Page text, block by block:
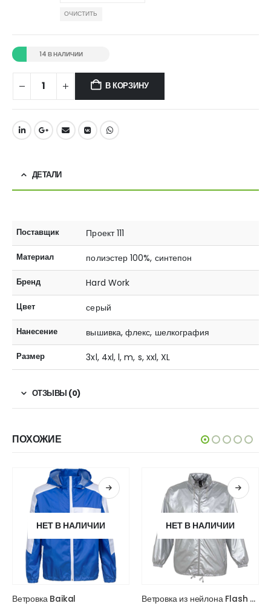
ОЧИСТИТЬ
14 В НАЛИЧИИ
В КОРЗИНУ
ДЕТАЛИ
Поставщик Проект 111
Материал полиэстер 100%, синтепон
Бренд Hard Work
Цвет серый
Нанесение вышивка, флекс, шелкография
Размер 3xl, 4xl, l, m, s, xxl, XL
ОТЗЫВЫ (0)
ПОХОЖИЕ
НЕТ В НАЛИЧИИ
Ветровка Baikal
НЕТ В НАЛИЧИИ
Ветровка из нейлона Flash 210